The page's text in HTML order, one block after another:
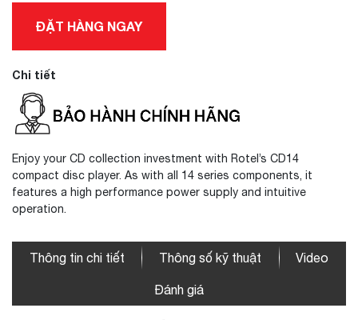
ĐẶT HÀNG NGAY
Chi tiết
Enjoy your CD collection investment with Rotel’s CD14
compact disc player. As with all 14 series components, it
features a high performance power supply and intuitive
operation.
Thông tin chi tiết Thông số kỹ thuật Video
Đánh giá